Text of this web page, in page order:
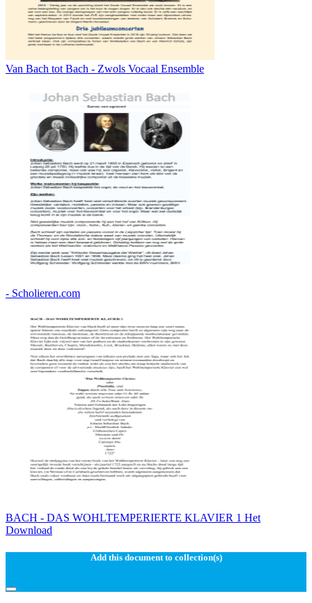
Van Bach tot Bach - Zwols Vocaal Ensemble
- Scholieren.com
BACH - DAS WOHLTEMPERIERTE KLAVIER 1 Het
Download
Add this document to collection(s)